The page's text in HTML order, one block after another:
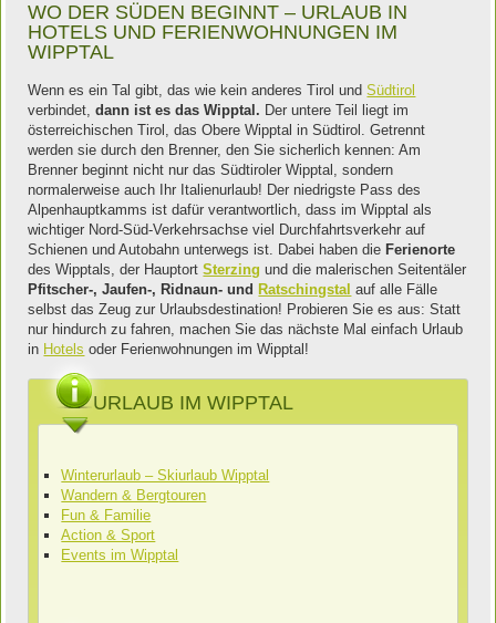
WO DER SÜDEN BEGINNT – URLAUB IN
HOTELS UND FERIENWOHNUNGEN IM
WIPPTAL
Wenn es ein Tal gibt, das wie kein anderes Tirol undSüdtirol
verbindet,dann ist es das Wipptal. Der untere Teil liegt im
österreichischen Tirol, das Obere Wipptal in Südtirol. Getrennt
werden sie durch den Brenner, den Sie sicherlich kennen: Am
Brenner beginnt nicht nur das Südtiroler Wipptal, sondern
normalerweise auch Ihr Italienurlaub! Der niedrigste Pass des
Alpenhauptkamms ist dafür verantwortlich, dass im Wipptal als
wichtiger Nord-Süd-Verkehrsachse viel Durchfahrtsverkehr auf
Schienen und Autobahn unterwegs ist. Dabei haben die Ferienorte
des Wipptals, der HauptortSterzing und die malerischen Seitentäler
Pfitscher-, Jaufen-, Ridnaun- und Ratschingstal auf alle Fälle
selbst das Zeug zur Urlaubsdestination! Probieren Sie es aus: Statt
nur hindurch zu fahren, machen Sie das nächste Mal einfach Urlaub
in Hotels oder Ferienwohnungen im Wipptal!
URLAUB IM WIPPTAL
Winterurlaub – Skiurlaub Wipptal
Wandern & Bergtouren
Fun & Familie
Action & Sport
Events im Wipptal